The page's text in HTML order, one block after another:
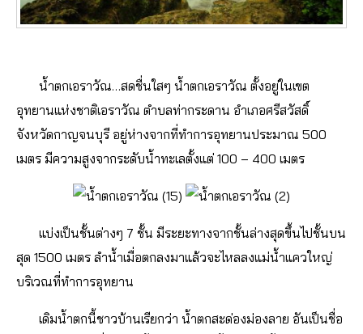
น้ำตกเอราวัณ…สดชื่นใสๆ น้ำตกเอราวัณ ตั้งอยู่ในเขต
อุทยานแห่งชาติเอราวัณ ตำบลท่ากระดาน อำเภอศรีสวัสดิ์
จังหวัดกาญจนบุรี อยู่ห่างจากที่ทำการอุทยานประมาณ 500
เมตร มีความสูงจากระดับน้ำทะเลตั้งแต่ 100 – 400 เมตร
แบ่งเป็นชั้นต่างๆ 7 ชั้น มีระยะทางจากชั้นล่างสุดขึ้นไปชั้นบน
สุด 1500 เมตร ลำน้ำเมื่อตกลงมาแล้วจะไหลลงแม่น้ำแควใหญ่
บริเวณที่ทำการอุทยาน
เดิมน้ำตกนี้ชาวบ้านเรียกว่า น้ำตกสะด่องม่องลาย อันเป็นชื่อ